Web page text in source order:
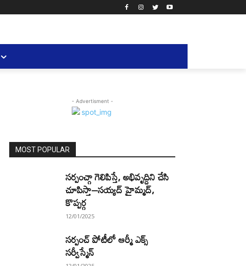
- Advertisment -
MOST POPULAR
సర్పంచ్గా గెలిపిస్తే, అభివృద్దిని చేసి
చూపిస్తా–సయ్యద్ హైమ్మద్,
కొప్పర్గ
12/01/2025
సర్పంచ్ పోటీలో ఆర్మీ ఎక్స్
సర్వీస్మేన్